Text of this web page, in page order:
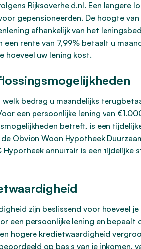
Rijksoverheid.nl. Een langere
gepensioneerden. De hoogte
afhankelijk van het
een rente van 7,99% betaalt u
hoeveel uw lening kost.
welk bedrag u maandelijks
een persoonlijke lening van
betreft, is een
Obvion Woon Hypotheek
Hypotheek annuïtair is een
zijn beslissend voor hoeveel
een persoonlijke lening en
hogere kredietwaardigheid
op basis van je inkomen,